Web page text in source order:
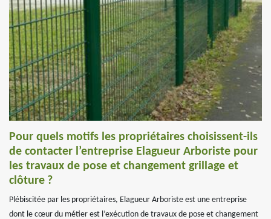
Pour quels motifs les propriétaires choisissent-ils
de contacter l’entreprise Elagueur Arboriste pour
les travaux de pose et changement grillage et
clôture ?
Plébiscitée par les propriétaires, Elagueur Arboriste est une entreprise
dont le cœur du métier est l’exécution de travaux de pose et changement